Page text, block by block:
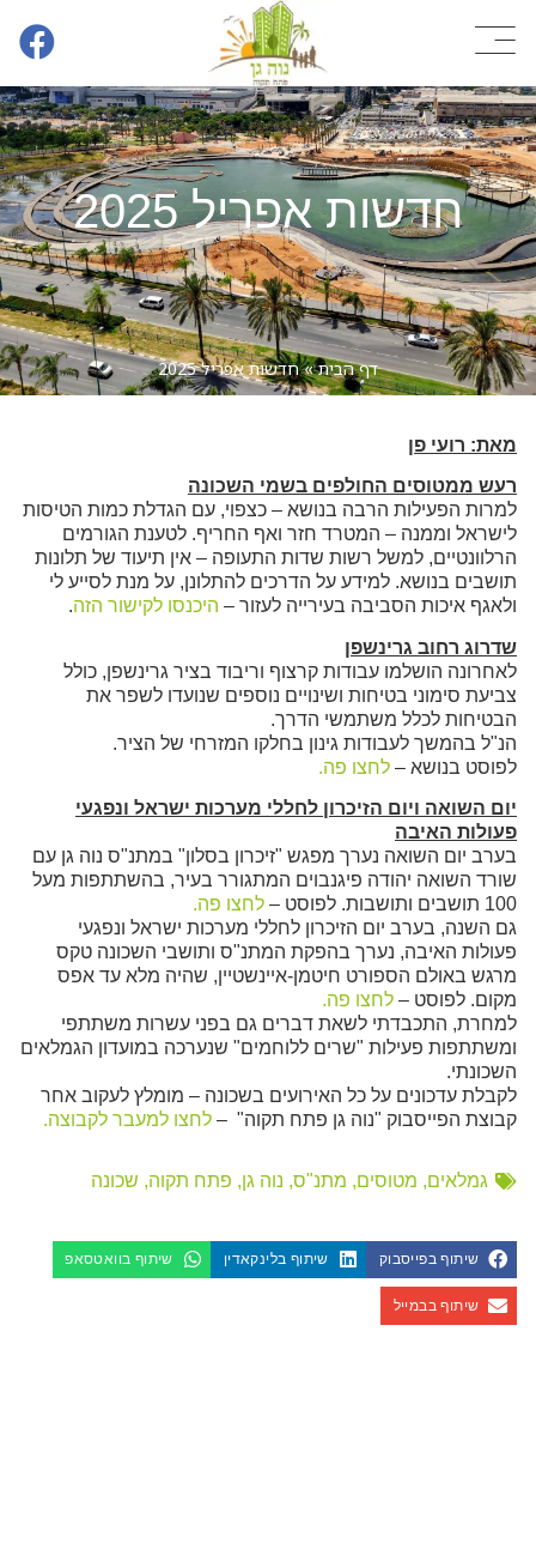
חדשות אפריל 2025
דף הבית»חדשות אפריל 2025
מאת: רועי פן
רעש ממטוסים החולפים בשמי השכונה
למרות הפעילות הרבה בנושא – כצפוי, עם הגדלת כמות הטיסות
לישראל וממנה – המטרד חזר ואף החריף. לטענת הגורמים
הרלוונטיים, למשל רשות שדות התעופה – אין תיעוד של תלונות
תושבים בנושא. למידע על הדרכים להתלונן, על מנת לסייע לי
ולאגף איכות הסביבה בעירייה לעזור – היכנסו לקישור הזה.
שדרוג רחוב גרינשפן
לאחרונה הושלמו עבודות קרצוף וריבוד בציר גרינשפן, כולל
צביעת סימוני בטיחות ושינויים נוספים שנועדו לשפר את
הבטיחות לכלל משתמשי הדרך.
הנ"ל בהמשך לעבודות גינון בחלקו המזרחי של הציר.
לפוסט בנושא – לחצו פה.
יום השואה ויום הזיכרון לחללי מערכות ישראל ונפגעי
פעולות האיבה
בערב יום השואה נערך מפגש "זיכרון בסלון" במתנ"ס נוה גן עם
שורד השואה יהודה פיגנבוים המתגורר בעיר, בהשתתפות מעל
100 תושבים ותושבות. לפוסט –
לחצו פה.
גם השנה, בערב יום הזיכרון לחללי מערכות ישראל ונפגעי
פעולות האיבה, נערך בהפקת המתנ"ס ותושבי השכונה טקס
מרגש באולם הספורט חיטמן-איינשטיין, שהיה מלא עד אפס
מקום. לפוסט – לחצו פה.
למחרת, התכבדתי לשאת דברים גם בפני עשרות משתתפי
ומשתתפות פעילות "שרים ללוחמים" שנערכה במועדון הגמלאים
השכונתי.
לקבלת עדכונים על כל האירועים בשכונה – מומלץ לעקוב אחר
קבוצת הפייסבוק "נוה גן פתח תקוה" – לחצו למעבר לקבוצה.
גמלאים, מטוסים, מתנ"ס, נוה גן, פתח תקוה, שכונה
שיתוף בפייסבוק שיתוף בלינקאדין שיתוף בוואטסאפ
שיתוף בבמייל